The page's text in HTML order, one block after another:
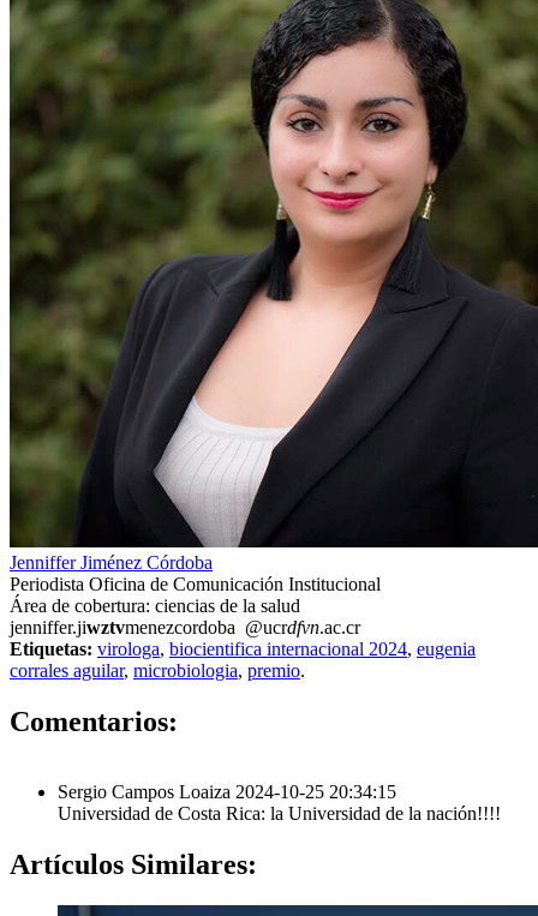
Jenniffer Jiménez Córdoba
Periodista Oficina de Comunicación Institucional
Área de cobertura: ciencias de la salud
jenniffer.jiwztvmenezcordoba @ucrdfvn.ac.cr
Etiquetas: virologa, biocientifica internacional 2024, eugenia
corrales aguilar, microbiologia, premio.
Comentarios:
Sergio Campos Loaiza 2024-10-25 20:34:15
Universidad de Costa Rica: la Universidad de la nación!!!!
Artículos Similares: